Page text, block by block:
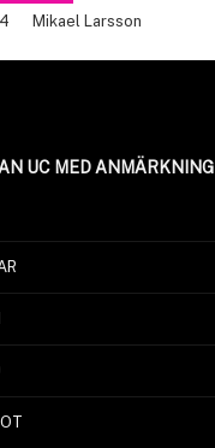
Mikael Larsson
UC MED ANMÄRKNING